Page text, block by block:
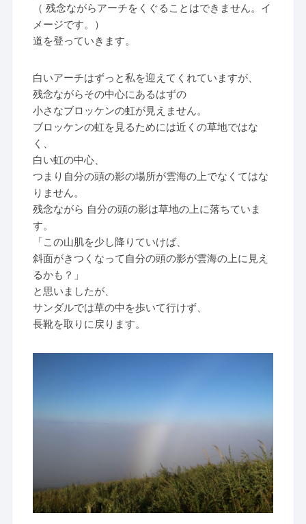
（ 残念ながらアーチをくぐることはできません。イ
メージです。）
道を登っていきます。
白いアーチはずっと私を迎えてくれていますが、
残念ながらその中心にあるはずの
小さなブロッケンの虹が見えません。
ブロッケンの虹を見るためには近くの草地ではな
く、
白い虹の中心、
つまり自分の頭の影の場所が雲海の上でなくてはな
りません。
残念ながら 自分の頭の影は草地の上に落ちていま
す。
「この山肌を少し降りていけば、
斜面がきつくなって自分の頭の影が雲海の上に見え
るかも？」
と思いましたが、
サンダルでは草の中を歩いて行けず、
長靴を取りに戻ります。